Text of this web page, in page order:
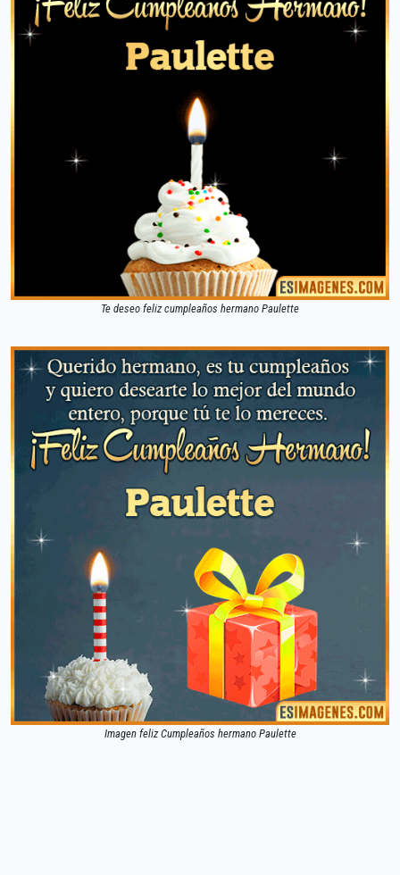
Te deseo feliz cumpleaños hermano Paulette
Imagen feliz Cumpleaños hermano Paulette